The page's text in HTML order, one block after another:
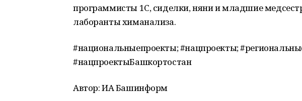
программисты 1С, сиделки, няни и младшие
лаборанты химанализа.
#национальныепроекты; #нацпроекты;
#нацпроектыБашкортостан
Автор: ИА Башинформ